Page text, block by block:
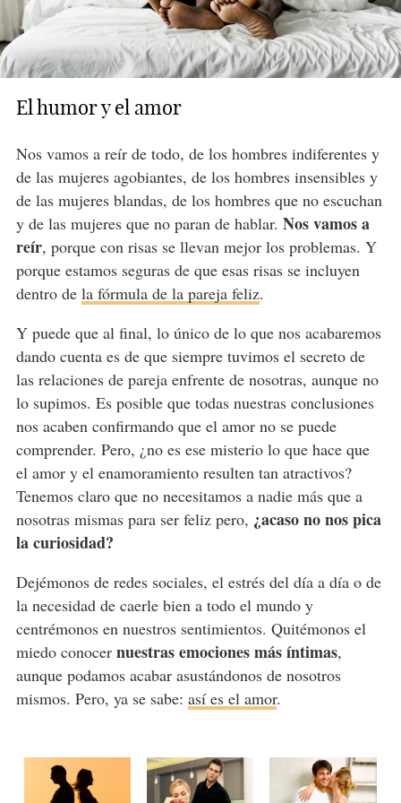
El humor y el amor
Nos vamos a reír de todo, de los hombres indiferentes y
de las mujeres agobiantes, de los hombres insensibles y
de las mujeres blandas, de los hombres que no escuchan
y de las mujeres que no paran de hablar. Nos vamos a
reír, porque con risas se llevan mejor los problemas. Y
porque estamos seguras de que esas risas se incluyen
dentro de la fórmula de la pareja feliz.
Y puede que al final, lo único de lo que nos acabaremos
dando cuenta es de que siempre tuvimos el secreto de
las relaciones de pareja enfrente de nosotras, aunque no
lo supimos. Es posible que todas nuestras conclusiones
nos acaben confirmando que el amor no se puede
comprender. Pero, ¿no es ese misterio lo que hace que
el amor y el enamoramiento resulten tan atractivos?
Tenemos claro que no necesitamos a nadie más que a
nosotras mismas para ser feliz pero, ¿acaso no nos pica
la curiosidad?
Dejémonos de redes sociales, el estrés del día a día o de
la necesidad de caerle bien a todo el mundo y
centrémonos en nuestros sentimientos. Quitémonos el
miedo conocer nuestras emociones más íntimas,
aunque podamos acabar asustándonos de nosotros
mismos. Pero, ya se sabe: así es el amor.